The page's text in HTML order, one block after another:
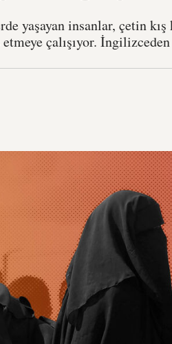
yaşayan insanlar, çetin kış
çalışıyor.